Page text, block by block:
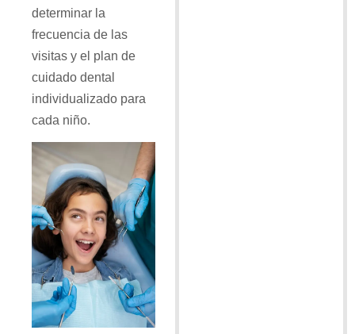
determinar la
frecuencia de las
visitas y el plan de
cuidado dental
individualizado para
cada niño.